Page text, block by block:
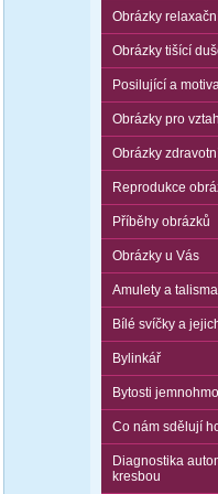
Obrázky
Obrázky tišící
Posilující a
Obrázky pro vztah
Obrázky
Reprodukce
Příběhy obrázků
Obrázky u Vás
Amulety a
Bílé svíčky a
Bylinkář
Bytosti
Co nám sdělují
Diagnostika
kresbou